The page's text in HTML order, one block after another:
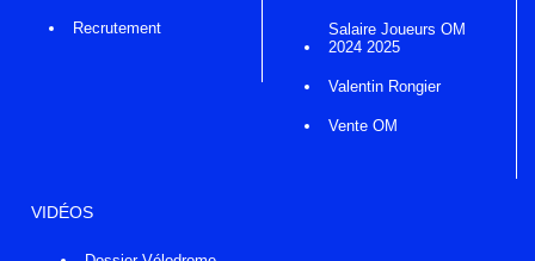
Recrutement
Salaire Joueurs OM
2024 2025
Valentin Rongier
Vente OM
VIDÉOS